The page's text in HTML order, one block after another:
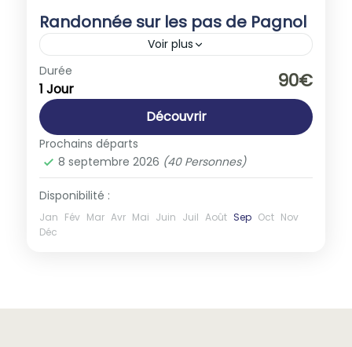
Randonnée sur les pas de Pagnol
Voir plus
Europe
1-40 People
Durée
1 Jour 90€
Découvrir
Prochains départs
8 septembre 2026 (40 Personnes)
Disponibilité :
Jan Fév Mar Avr Mai Juin Juil Août Sep Oct Nov
Déc